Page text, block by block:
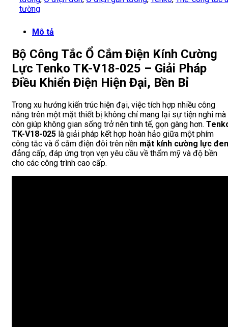
tường
Mô tả
Bộ Công Tắc Ổ Cắm Điện Kính Cường
Lực Tenko TK-V18-025 – Giải Pháp
Điều Khiển Điện Hiện Đại, Bền Bỉ
Trong xu hướng kiến trúc hiện đại, việc tích hợp nhiều công
năng trên một mặt thiết bị không chỉ mang lại sự tiện nghi mà
còn giúp không gian sống trở nên tinh tế, gọn gàng hơn.
TK-V18-025 là giải pháp kết hợp hoàn hảo giữa một phím
công tắc và ổ cắm điện đôi trên nền mặt kính cường lực đen
đẳng cấp, đáp ứng trọn vẹn yêu cầu về thẩm mỹ và độ bền
cho các công trình cao cấp.